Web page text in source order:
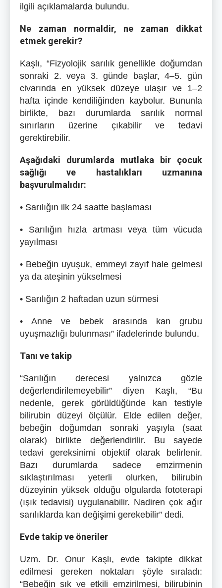
ilgili açıklamalarda bulundu.
Ne zaman normaldir, ne zaman dikkat
etmek gerekir?
Kaşlı, “Fizyolojik sarılık genellikle doğumdan
sonraki 2. veya 3. günde başlar, 4–5. gün
civarında en yüksek düzeye ulaşır ve 1–2
hafta içinde kendiliğinden kaybolur. Bununla
birlikte, bazı durumlarda sarılık normal
sınırların üzerine çıkabilir ve tedavi
gerektirebilir.
Aşağıdaki durumlarda mutlaka bir çocuk
sağlığı ve hastalıkları uzmanına
başvurulmalıdır:
• Sarılığın ilk 24 saatte başlaması
• Sarılığın hızla artması veya tüm vücuda
yayılması
• Bebeğin uyuşuk, emmeyi zayıf hale gelmesi
ya da ateşinin yükselmesi
• Sarılığın 2 haftadan uzun sürmesi
• Anne ve bebek arasında kan grubu
uyuşmazlığı bulunması” ifadelerinde bulundu.
Tanı ve takip
“Sarılığın derecesi yalnızca gözle
değerlendirilemeyebilir” diyen Kaşlı, “Bu
nedenle, gerek görüldüğünde kan testiyle
bilirubin düzeyi ölçülür. Elde edilen değer,
bebeğin doğumdan sonraki yaşıyla (saat
olarak) birlikte değerlendirilir. Bu sayede
tedavi gereksinimi objektif olarak belirlenir.
Bazı durumlarda sadece emzirmenin
sıklaştırılması yeterli olurken, bilirubin
düzeyinin yüksek olduğu olgularda fototerapi
(ışık tedavisi) uygulanabilir. Nadiren çok ağır
sarılıklarda kan değişimi gerekebilir” dedi.
Evde takip ve öneriler
Uzm. Dr. Onur Kaşlı, evde takipte dikkat
edilmesi gereken noktaları şöyle sıraladı:
“Bebeğin sık ve etkili emzirilmesi, bilirubinin